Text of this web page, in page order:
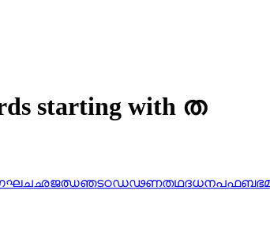
starting with ത
ഘചഛജഝഞടഠഡഢണതഥദധനപഫബഭ